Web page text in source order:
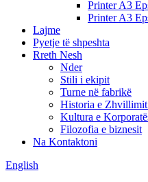
Printer A3
Printer A3
Lajme
Pyetje të shpeshta
Rreth Nesh
Nder
Stili i ekipit
Turne në fabrikë
Historia e
Kultura e
Filozofia e biznesit
Na Kontaktoni
English